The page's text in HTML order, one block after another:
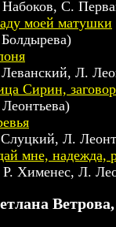
С.
моей матушки
Л.
Сирин,
Л.
мне, надежда,
Хименес, Л.